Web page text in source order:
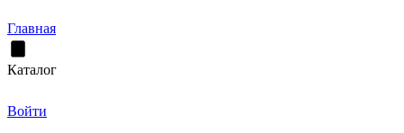
Главная
Каталог
Войти